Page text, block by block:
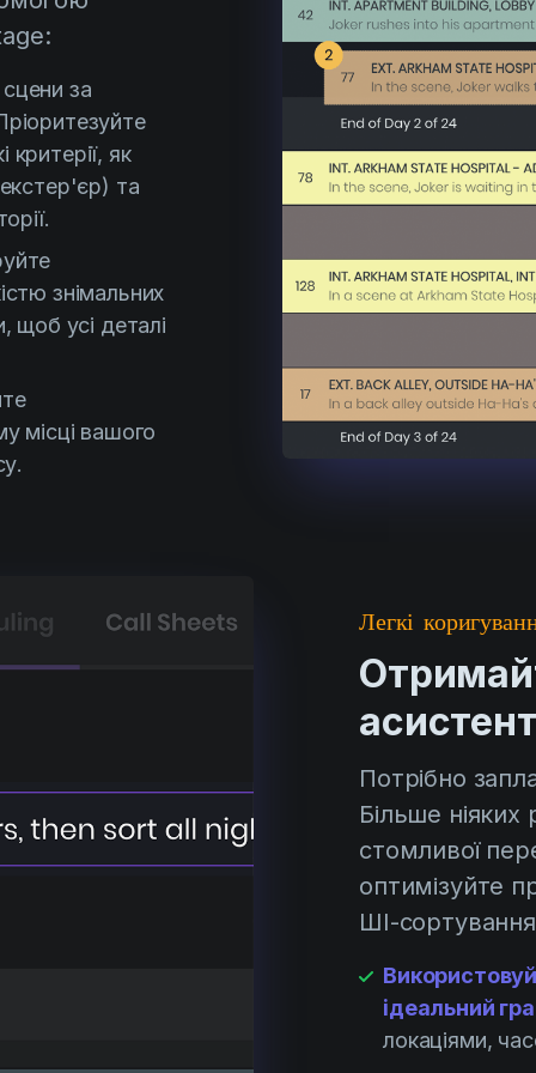
за
як
та
знімальних
щоб усі деталі
місці вашого
Легкі
Потрібно
Більше
стомливої
оптимізуйте
ШІ-
ідеальний
локаціями,